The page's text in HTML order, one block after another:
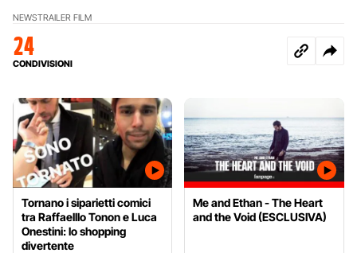
NEWSTRAILER FILM
24
CONDIVISIONI
Tornano i siparietti comici
tra Raffaelllo Tonon e Luca
Onestini: lo shopping
divertente
Me and Ethan - The Heart
and the Void (ESCLUSIVA)